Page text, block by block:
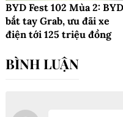
BYD Fest 102 Mùa 2: BYD
bắt tay Grab, ưu đãi xe
điện tới 125 triệu đồng